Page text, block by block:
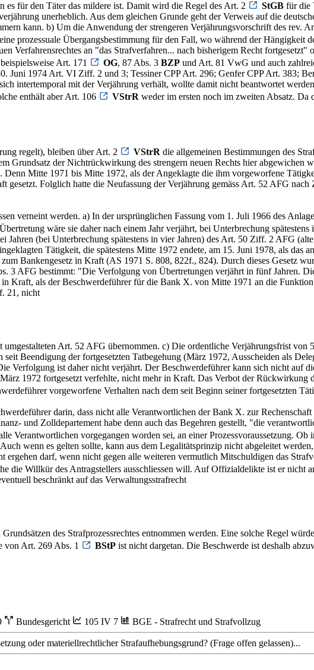
es für den Täter das mildere ist. Damit wird die Regel des Art. 2
StGB für die
unerheblich. Aus dem gleichen Grunde geht der Verweis auf die
kann. b) Um die Anwendung der strengeren Verjährungsvorschrift des rev.
prozessuale Übergangsbestimmung für den Fall, wo während der Hängigkeit
Verfahrensrechtes an "das Strafverfahren... nach bisherigem Recht fortgesetzt"
Art. 171
OG, 87 Abs. 3 BZP und Art. 81 VwG und auch
Juni 1974 Art. VI Ziff. 2 und 3; Tessiner CPP Art. 296; Genfer CPP Art. 383;
intertemporal mit der Verjährung verhält, wollte damit nicht beantwortet
enthält aber Art. 106
VStrR weder im ersten noch im zweiten Absatz.
regelt), bleiben über Art. 2 VStrR die allgemeinen Bestimmungen des
Grundsatz der Nichtrückwirkung des strengern neuen Rechts hier
Mitte 1971 bis Mitte 1972, als der Angeklagte die ihm vorgeworfene
gesetzt. Folglich hatte die Neufassung der Verjährung gemäss Art. 52 AFG
verneint werden. a) In der ursprünglichen Fassung vom 1. Juli 1966 des
wäre sie daher nach einem Jahr verjährt, bei Unterbrechung
Jahren (bei Unterbrechung spätestens in vier Jahren) des Art. 50 Ziff. 2 AFG
Tätigkeit, die spätestens Mitte 1972 endete, am 15. Juni 1978, als das
Bankengesetz in Kraft (AS 1971 S. 808, 822f., 824). Durch dieses Gesetz
3 AFG bestimmt: "Die Verfolgung von Übertretungen verjährt in fünf Jahren.
Kraft, als der Beschwerdeführer für die Bank X. von Mitte 1971 an die
21, nicht
Art. 52 AFG übernommen. c) Die ordentliche Verjährungsfrist von
Beendigung der fortgesetzten Tatbegehung (März 1972, Ausscheiden als
Verfolgung ist daher nicht verjährt. Der Beschwerdeführer kann sich nicht auf
1972 fortgesetzt verfehlte, nicht mehr in Kraft. Das Verbot der
vorgeworfene Verhalten nach dem seit Beginn seiner fortgesetzten
darin, dass nicht alle Verantwortlichen der Bank X. zur
und Zolldepartement habe denn auch das Begehren gestellt, "die
Verantwortlichen vorgegangen worden sei, an einer Prozessvoraussetzung.
wenn es gelten sollte, kann aus dem Legalitätsprinzip nicht abgeleitet
ergehen darf, wenn nicht gegen alle weiteren vermutlich Mitschuldigen das
die Willkür des Antragstellers ausschliessen will. Auf Offizialdelikte ist er nicht
beschränkt auf das Verwaltungsstrafrecht
des Strafprozessrechtes entnommen werden. Eine solche Regel
von Art. 269 Abs. 1
BStP ist nicht dargetan. Die Beschwerde ist deshalb
Bundesgericht 105 IV 7 BGE - Strafrecht und Strafvollzug
oder materiellrechtlicher Strafaufhebungsgrund? (Frage offen gelassen)...